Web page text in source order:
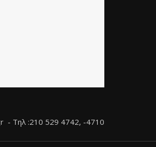
- Τηλ :210 529 4742, -4710